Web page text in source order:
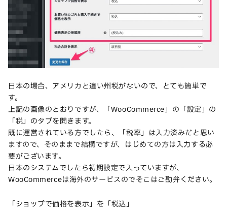
日本の場合、アメリカと違い州税がないので、とても簡単で
す。
上記の画像のとおりですが、「WooCommerce」の「設定」の
「税」のタブを開きます。
既に運営されている方でしたら、「税率」は入力済みだと思い
ますので、そのままで結構ですが、はじめての方は入力する必
要がございます。
日本のシステムでしたら初期設定で入っていますが、
WooCommerceは海外のサービスのでそこはご勘弁ください。
「ショップで価格を表示」を「税込」